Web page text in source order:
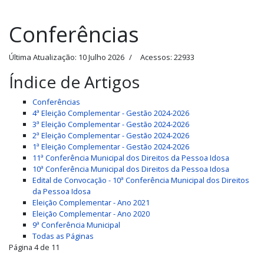
Conferências
Última Atualização: 10 Julho 2026 Acessos: 22933
Índice de Artigos
Conferências
4ª Eleição Complementar - Gestão 2024-2026
3ª Eleição Complementar - Gestão 2024-2026
2ª Eleição Complementar - Gestão 2024-2026
1ª Eleição Complementar - Gestão 2024-2026
11ª Conferência Municipal dos Direitos da Pessoa Idosa
10ª Conferência Municipal dos Direitos da Pessoa Idosa
Edital de Convocação - 10ª Conferência Municipal dos Direitos
da Pessoa Idosa
Eleição Complementar - Ano 2021
Eleição Complementar - Ano 2020
9ª Conferência Municipal
Todas as Páginas
Página 4 de 11